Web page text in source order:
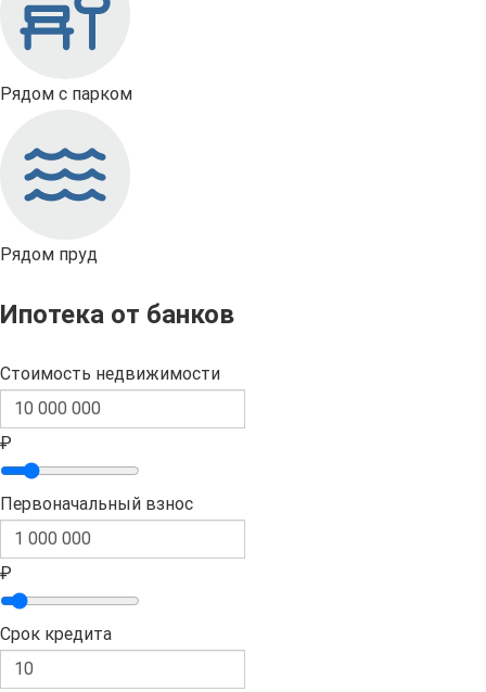
Рядом с парком
Рядом пруд
Ипотека от банков
Стоимость недвижимости
₽
Первоначальный взнос
₽
Срок кредита